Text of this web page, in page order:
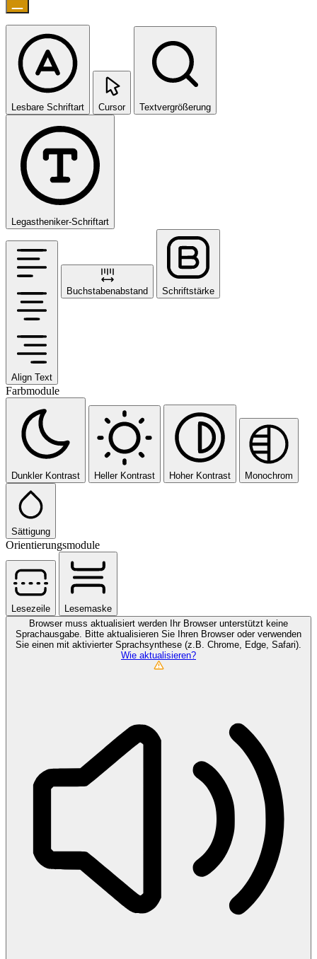
Lesbare Schriftart Cursor Textvergrößerung
Legastheniker-Schriftart
Align Text
Buchstabenabstand Schriftstärke
Farbmodule
Dunkler Kontrast Heller Kontrast Hoher Kontrast Monochrom
Sättigung
Orientierungsmodule
Lesezeile
Lesemaske
Browser muss aktualisiert werden
Ihr Browser unterstützt keine
Sprachausgabe. Bitte aktualisieren Sie Ihren Browser oder verwenden
Sie einen mit aktivierter Sprachsynthese (z.B. Chrome, Edge, Safari).
Wie aktualisieren?